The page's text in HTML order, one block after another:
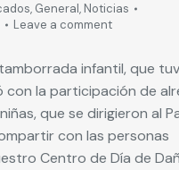
, General, Noticias
Leave a comment
infantil, que
con la participación de
que se dirigieron al
con las personas
Centro de Día de